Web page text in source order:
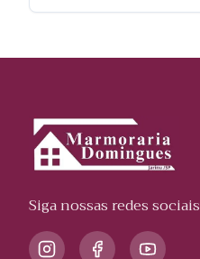
Siga nossas redes sociais